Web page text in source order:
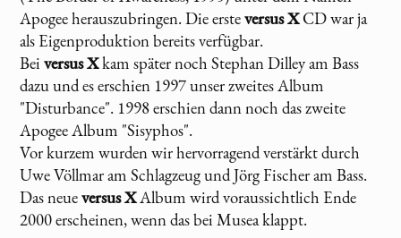
Apogee herauszubringen. Die ersteversus XCD war ja
als Eigenproduktion bereits verfügbar.
Beiversus Xkam später noch Stephan Dilley am Bass
dazu und es erschien 1997 unser zweites Album
"Disturbance". 1998 erschien dann noch das zweite
Apogee Album "Sisyphos".
Vor kurzem wurden wir hervorragend verstärkt durch
Uwe Völlmar am Schlagzeug und Jörg Fischer am Bass.
Das neueversus XAlbum wird voraussichtlich Ende
2000 erscheinen, wenn das bei Musea klappt.